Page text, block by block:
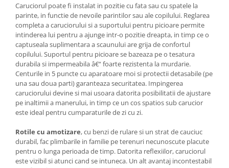
Caruciorul poate fi instalat in pozitie cu fata sau cu spatele la
parinte, in functie de nevoile parintilor sau ale copilului. Reglarea
completa a caruciorului si a suportului pentru picioare permite
intinderea lui pentru a ajunge intr-o pozitie dreapta, in timp ce o
captuseala suplimentara a scaunului are grija de confortul
copilului. Suportul pentru picioare se bazeaza pe o tesatura
durabila si impermeabila â€“ foarte rezistenta la murdarie.
Centurile in 5 puncte cu aparatoare moi si protectii detasabile (pe
una sau doua parti) garanteaza securitatea. Impingerea
caruciorului devine si mai usoara datorita posibilitatii de ajustare
pe inaltimii a manerului, in timp ce un cos spatios sub carucior
este ideal pentru cumparaturile de zi cu zi.
Rotile cu amotizare, cu benzi de rulare si un strat de cauciuc
durabil, fac plimbarile in familie pe terenuri necunoscute placute
pentru o lunga perioada de timp. Datorita reflexiilor, caruciorul
este vizibil si atunci cand se intuneca. Un alt avantaj incontestabil